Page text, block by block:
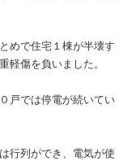
めで住宅１棟が半壊す
軽傷を負いました。
戸では停電が続いてい
行列ができ、電気が使